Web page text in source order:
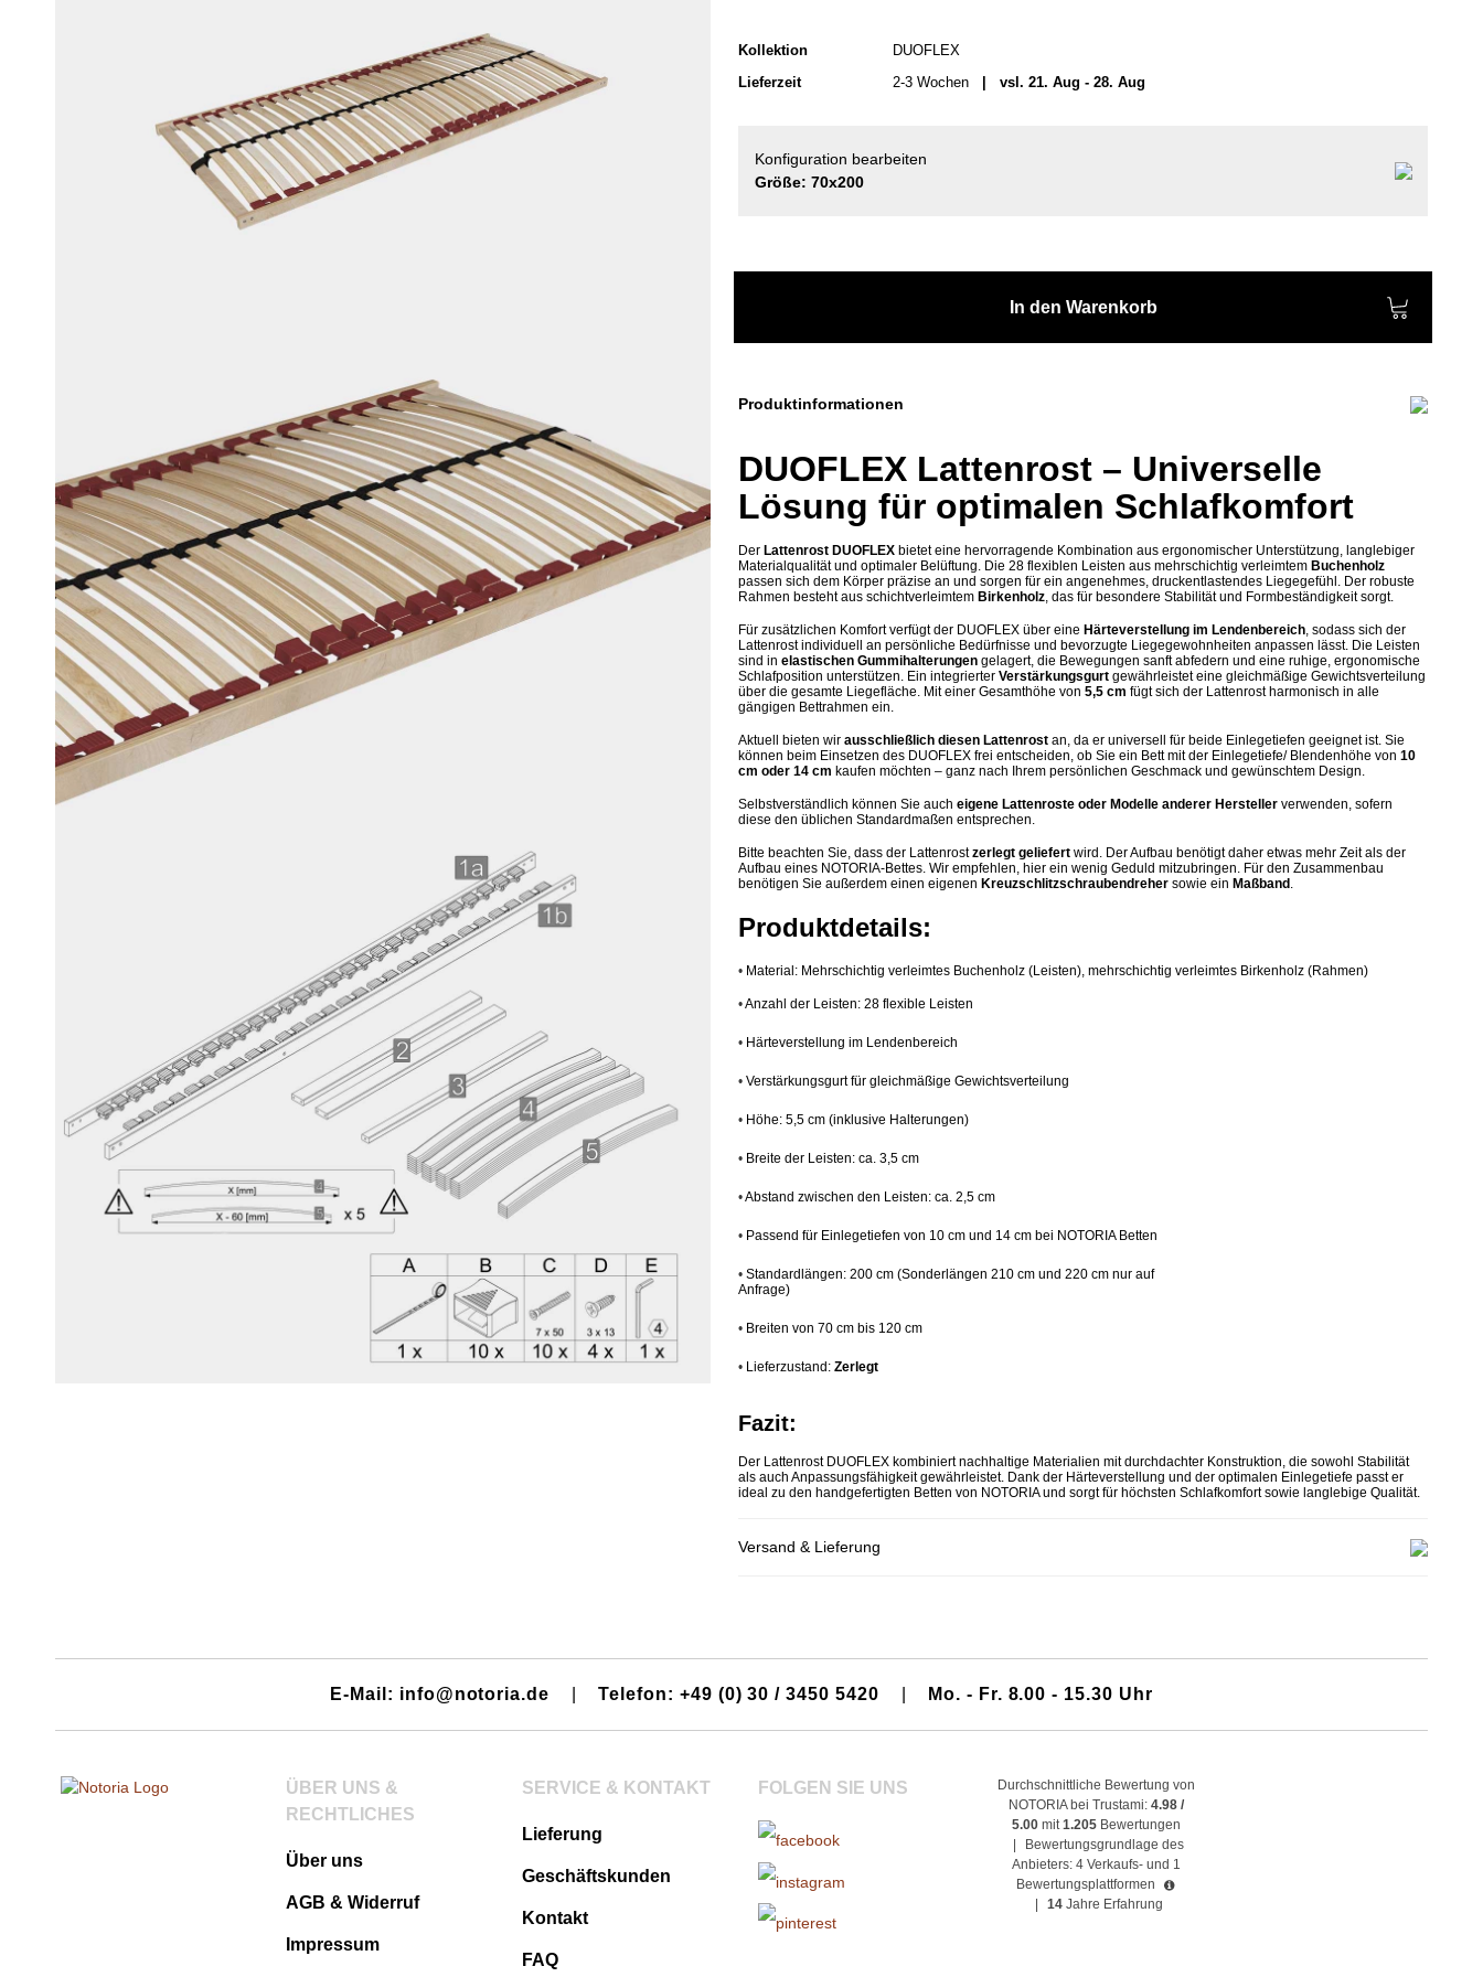
Kollektion
DUOFLEX
Lieferzeit
2-3 Wochen | vsl. 21. Aug - 28. Aug
Konfiguration bearbeiten
Größe: 70x200
In den Warenkorb
Produktinformationen
DUOFLEX Lattenrost – Universelle
Lösung für optimalen Schlafkomfort
Der Lattenrost DUOFLEX bietet eine hervorragende Kombination aus ergonomischer Unterstützung, langlebiger
Materialqualität und optimaler Belüftung. Die 28 flexiblen Leisten aus mehrschichtig verleimtem Buchenholz
passen sich dem Körper präzise an und sorgen für ein angenehmes, druckentlastendes Liegegefühl. Der robuste
Rahmen besteht aus schichtverleimtem Birkenholz, das für besondere Stabilität und Formbeständigkeit sorgt.
Für zusätzlichen Komfort verfügt der DUOFLEX über eine Härteverstellung im Lendenbereich, sodass sich der
Lattenrost individuell an persönliche Bedürfnisse und bevorzugte Liegegewohnheiten anpassen lässt. Die Leisten
sind in elastischen Gummihalterungen gelagert, die Bewegungen sanft abfedern und eine ruhige, ergonomische
Schlafposition unterstützen. Ein integrierter Verstärkungsgurt gewährleistet eine gleichmäßige Gewichtsverteilung
über die gesamte Liegefläche. Mit einer Gesamthöhe von 5,5 cm fügt sich der Lattenrost harmonisch in alle
gängigen Bettrahmen ein.
Aktuell bieten wir ausschließlich diesen Lattenrost an, da er universell für beide Einlegetiefen geeignet ist. Sie
können beim Einsetzen des DUOFLEX frei entscheiden, ob Sie ein Bett mit der Einlegetiefe/ Blendenhöhe von 10
cm oder 14 cm kaufen möchten – ganz nach Ihrem persönlichen Geschmack und gewünschtem Design.
Selbstverständlich können Sie auch eigene Lattenroste oder Modelle anderer Hersteller verwenden, sofern
diese den üblichen Standardmaßen entsprechen.
Bitte beachten Sie, dass der Lattenrostzerlegt geliefert wird. Der Aufbau benötigt daher etwas mehr Zeit als der
Aufbau eines NOTORIA-Bettes. Wir empfehlen, hier ein wenig Geduld mitzubringen. Für den Zusammenbau
benötigen Sie außerdem einen eigenen Kreuzschlitzschraubendreher sowie ein Maßband .
Produktdetails:
• Material: Mehrschichtig verleimtes Buchenholz (Leisten), mehrschichtig verleimtes Birkenholz (Rahmen)
•Anzahl der Leisten: 28 flexible Leisten
• Härteverstellung im Lendenbereich
• Verstärkungsgurt für gleichmäßige Gewichtsverteilung
• Höhe: 5,5 cm (inklusive Halterungen)
• Breite der Leisten: ca. 3,5 cm
•Abstand zwischen den Leisten: ca. 2,5 cm
• Passend für Einlegetiefen von 10 cm und 14 cm bei NOTORIA Betten
• Standardlängen: 200 cm (Sonderlängen 210 cm und 220 cm nur auf
Anfrage)
• Breiten von 70 cm bis 120 cm
• Lieferzustand: Zerlegt
Fazit:
Der Lattenrost DUOFLEX kombiniert nachhaltige Materialien mit durchdachter Konstruktion, die sowohl Stabilität
als auch Anpassungsfähigkeit gewährleistet. Dank der Härteverstellung und der optimalen Einlegetiefe passt er
ideal zu den handgefertigten Betten von NOTORIA und sorgt für höchsten Schlafkomfort sowie langlebige Qualität.
Versand & Lieferung
E-Mail: info@notoria.de Telefon: +49 (0) 30 / 3450 5420 Mo. - Fr. 8.00 - 15.30 Uhr
ÜBER UNS &
RECHTLICHES
Über uns
AGB & Widerruf
Impressum
SERVICE & KONTAKT
Lieferung
Geschäftskunden
Kontakt
FAQ
FOLGEN SIE UNS
Durchschnittliche Bewertung von
NOTORIA bei Trustami: 4.98 /
5.00mit1.205 Bewertungen
Bewertungsgrundlage des
Anbieters: 4 Verkaufs- und 1
Bewertungsplattformen
14 Jahre Erfahrung